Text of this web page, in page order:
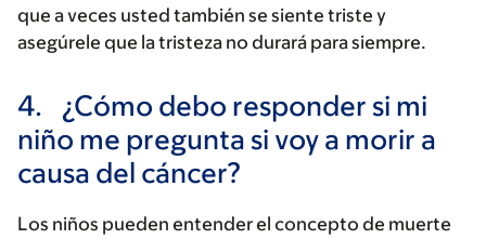
que a veces usted también se siente triste y
asegúrele que la tristeza no durará para siempre.
4.
¿Cómo debo responder si mi
niño me pregunta si voy a morir a
causa del cáncer?
Los niños pueden entender el concepto de muerte